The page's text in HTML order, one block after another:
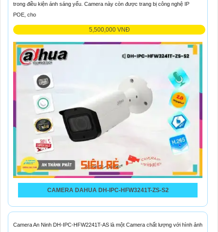
CAMERA DAHUA DH-IPC-HFW3241T-ZS-S2
trong điều kiện ánh sáng yếu. Camera này còn được trang bị công nghệ IP
POE, cho
5,500,000 VNĐ
Camera An Ninh DH-IPC-HFW2241T-AS là một Camera chất lượng với hình ảnh